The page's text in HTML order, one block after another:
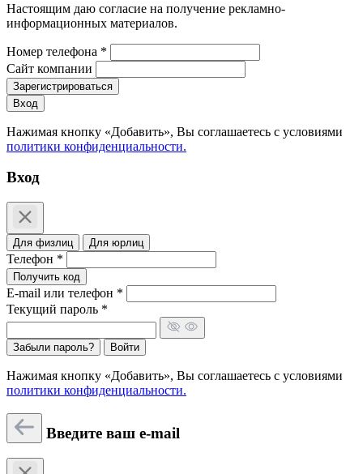
Настоящим даю согласие на получение рекламно-
информационных материалов.
Номер телефона *
Сайт компании
Зарегистрироваться
Вход
Нажимая кнопку «Добавить», Вы соглашаетесь c условиями
политики конфиденциальности.
Вход
Для физлиц Для юрлиц
Телефон *
Получить код
E-mail или телефон *
Текущий пароль *
Забыли пароль? Войти
Нажимая кнопку «Добавить», Вы соглашаетесь c условиями
политики конфиденциальности.
Введите ваш e-mail